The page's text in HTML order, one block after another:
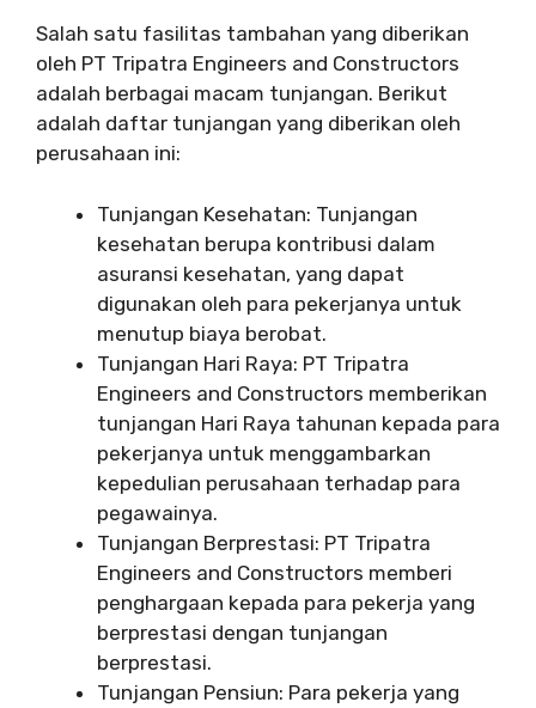
Salah satu fasilitas tambahan yang diberikan
oleh PT Tripatra Engineers and Constructors
adalah berbagai macam tunjangan. Berikut
adalah daftar tunjangan yang diberikan oleh
perusahaan ini:
Tunjangan Kesehatan: Tunjangan
kesehatan berupa kontribusi dalam
asuransi kesehatan, yang dapat
digunakan oleh para pekerjanya untuk
menutup biaya berobat.
Tunjangan Hari Raya: PT Tripatra
Engineers and Constructors memberikan
tunjangan Hari Raya tahunan kepada para
pekerjanya untuk menggambarkan
kepedulian perusahaan terhadap para
pegawainya.
Tunjangan Berprestasi: PT Tripatra
Engineers and Constructors memberi
penghargaan kepada para pekerja yang
berprestasi dengan tunjangan
berprestasi.
Tunjangan Pensiun: Para pekerja yang